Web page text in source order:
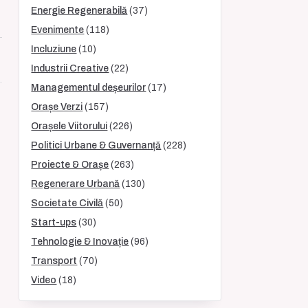
Energie Regenerabilă (37)
Evenimente (118)
Incluziune (10)
Industrii Creative (22)
Managementul deșeurilor (17)
Orașe Verzi (157)
Orașele Viitorului (226)
Politici Urbane & Guvernanță (228)
Proiecte & Orașe (263)
Regenerare Urbană (130)
Societate Civilă (50)
Start-ups (30)
Tehnologie & Inovație (96)
Transport (70)
Video (18)